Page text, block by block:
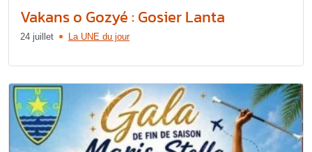
Vakans o Gozyé : Gosier Lanta
24 juillet La UNE du jour